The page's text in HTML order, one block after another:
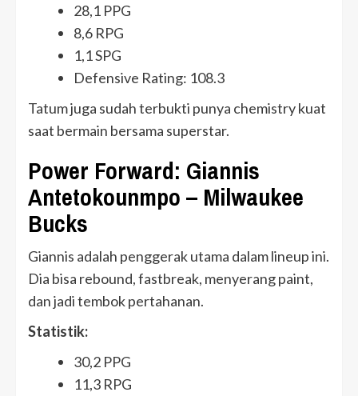
28,1 PPG
8,6 RPG
1,1 SPG
Defensive Rating: 108.3
Tatum juga sudah terbukti punya chemistry kuat
saat bermain bersama superstar.
Power Forward: Giannis
Antetokounmpo – Milwaukee
Bucks
Giannis adalah penggerak utama dalam lineup ini.
Dia bisa rebound, fastbreak, menyerang paint,
dan jadi tembok pertahanan.
Statistik:
30,2 PPG
11,3 RPG